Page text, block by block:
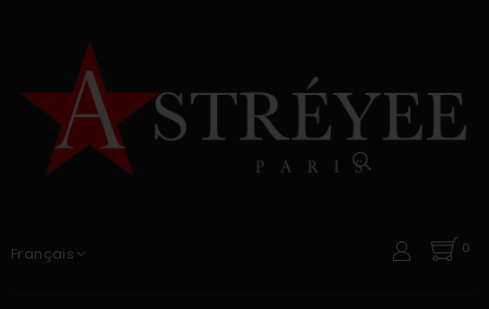
Français 0